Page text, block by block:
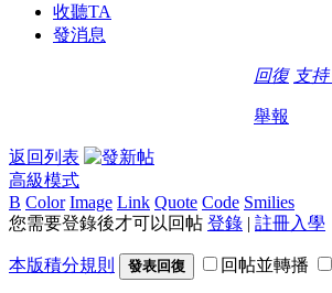
收聽TA
發消息
回復 支持
舉報
返回列表
高級模式
B Color Image Link Quote Code Smilies
您需要登錄後才可以回帖 登錄 | 註冊入學
本版積分規則 發表回復 回帖並轉播